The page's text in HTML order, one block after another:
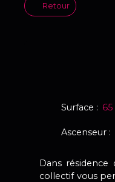
Retour
Surface : 65
Ascenseur :
Dans
collectif vous